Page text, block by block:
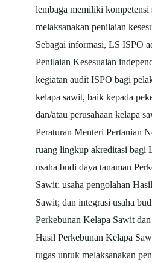
lembaga memiliki kompetensi
melaksanakan penilaian
Sebagai informasi, LS ISPO
Penilaian Kesesuaian
kegiatan audit ISPO bagi
kelapa sawit, baik kepada
dan/atau perusahaan kelapa
Peraturan Menteri Pertanian
ruang lingkup akreditasi bagi
usaha budi daya tanaman
Sawit; usaha pengolahan
Sawit; dan integrasi usaha
Perkebunan Kelapa Sawit
Hasil Perkebunan Kelapa
tugas untuk melaksanakan